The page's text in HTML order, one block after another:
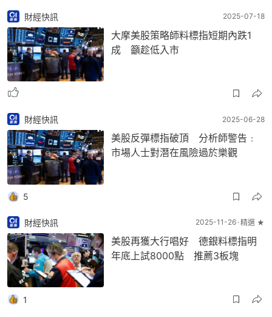
財經快訊 2025-07-18
大摩美股策略師料標指短期內跌1
成 籲趁低入市
財經快訊 2025-06-28
美股反彈標指破頂 分析師警告﹕
市場人士對潛在風險過於樂觀
5
財經快訊 2025-11-26 精選 ★
美股再獲大行唱好 德銀料標指明
年底上試8000點 推薦3板塊
1